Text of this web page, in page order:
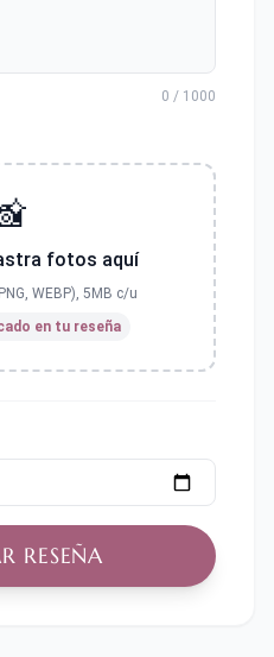
0 / 1000
fotos aquí
WEBP), 5MB c/u
en tu reseña
RESEÑA